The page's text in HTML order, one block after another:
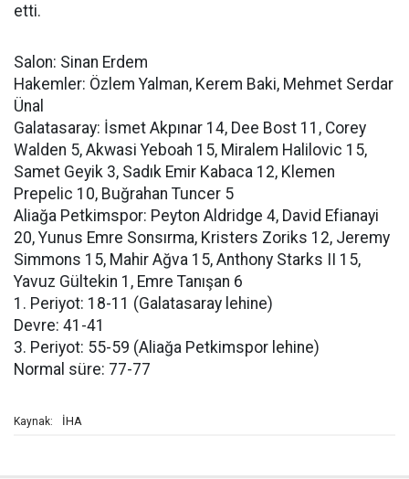
etti.
Salon: Sinan Erdem
Hakemler: Özlem Yalman, Kerem Baki, Mehmet Serdar
Ünal
Galatasaray: İsmet Akpınar 14, Dee Bost 11, Corey
Walden 5, Akwasi Yeboah 15, Miralem Halilovic 15,
Samet Geyik 3, Sadık Emir Kabaca 12, Klemen
Prepelic 10, Buğrahan Tuncer 5
Aliağa Petkimspor: Peyton Aldridge 4, David Efianayi
20, Yunus Emre Sonsırma, Kristers Zoriks 12, Jeremy
Simmons 15, Mahir Ağva 15, Anthony Starks II 15,
Yavuz Gültekin 1, Emre Tanışan 6
1. Periyot: 18-11 (Galatasaray lehine)
Devre: 41-41
3. Periyot: 55-59 (Aliağa Petkimspor lehine)
Normal süre: 77-77
Kaynak: İHA